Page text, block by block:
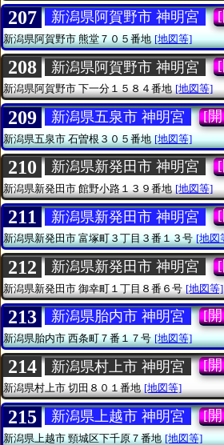
207 新潟県阿賀野市 神明宮
新潟県阿賀野市熊堂７０５番地 [地図等]
208 新潟県阿賀野市 神明宮
新潟県阿賀野市下一分１５８４番地 [地図等]
209 新潟県五泉市 神明宮 [
新潟県五泉市石曽根３０５番地 [地図等]
210 新潟県新発田市 神明宮
新潟県新発田市 館野小路１３９番地 [地図等]
211 新潟県新発田市 神明宮
新潟県新発田市富塚町３丁目３番１３号 [地図
212 新潟県新発田市 神明宮
新潟県新発田市 御幸町１丁目８番６号 [地図等]
213 新潟県胎内市 神明宮 [
新潟県胎内市西条町７番１７号 [地図等]
214 新潟県村上市 神明宮 [
新潟県村上市切田８０１番地 [地図等]
215 新潟県上越市 神明宮 [
新潟県上越市頸城区下千原７番地 [地図等]